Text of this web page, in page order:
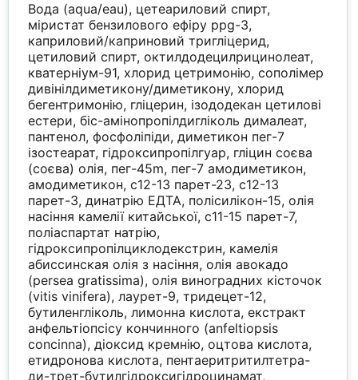
Вода (aqua/eau), цетеариловий спирт,
міристат бензилового ефіру ppg-3,
каприловий/каприновий тригліцерид,
цетиловий спирт, октилдодецилрицинолеат,
кватерніум-91, хлорид цетримонію, сополімер
дивінілдиметикону/диметикону, хлорид
бегентримонію, гліцерин, ізододекан цетилові
естери, біс-амінопропілдигліколь дималеат,
пантенол, фосфоліпіди, диметикон пег-7
ізостеарат, гідроксипропілгуар, гліцин соєва
(соєва) олія, пег-45m, пег-7 амодиметикон,
амодиметикон, c12-13 парет-23, c12-13
парет-3, динатрію ЕДТА, полісилікон-15, олія
насіння камелії китайської, c11-15 парет-7,
поліаспартат натрію,
гідроксипропілциклодекстрин, камелія
абиссинская олія з насіння, олія авокадо
(persea gratissima), олія виноградних кісточок
(vitis vinifera), лаурет-9, тридецет-12,
бутиленгліколь, лимонна кислота, екстракт
анфельтіопсісу кончинного (anfeltiopsis
concinna), діоксид кремнію, оцтова кислота,
етидронова кислота, пентаеритритилтетра-
ди-трет-бутилгідроксигідроцинамат,